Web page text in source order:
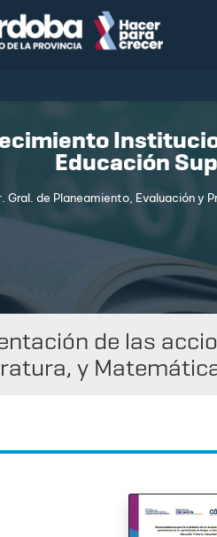
Educación
Gral. de Planeamiento, Evaluación y
de las
y